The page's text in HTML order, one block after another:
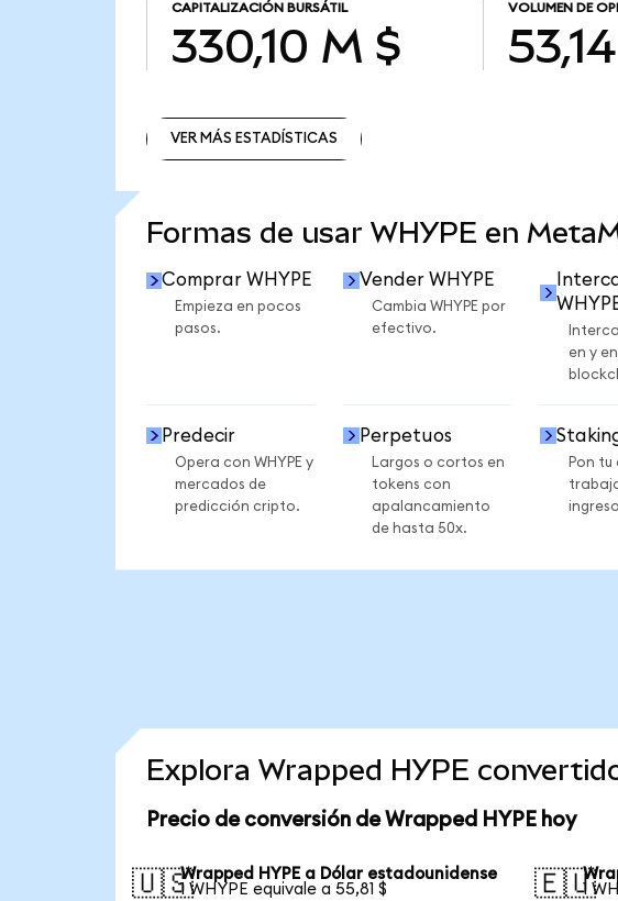
CAPITALIZACIÓN BURSÁTIL
330,10 M $
VOLUMEN DE
VER MÁS ESTADÍSTICAS
Formas de usar WHYPE en
Comprar WHYPE
Empieza en pocos
pasos.
Vender WHYPE
Cambia WHYPE por
efectivo.
en y
Predecir
Opera con WHYPE y
mercados de
predicción cripto.
Perpetuos
Largos o cortos en
tokens con
apalancamiento
de hasta 50x.
Pon
Explora Wrapped HYPE
Precio de conversión de Wrapped HYPE hoy
🇺🇸Wrapped HYPE a Dólar estadounidense
1 WHYPE equivale a 55,81 $
🇪🇺
1